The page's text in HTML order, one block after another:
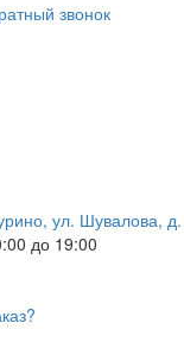
звонок
ул. Шувалова,
до 19:00